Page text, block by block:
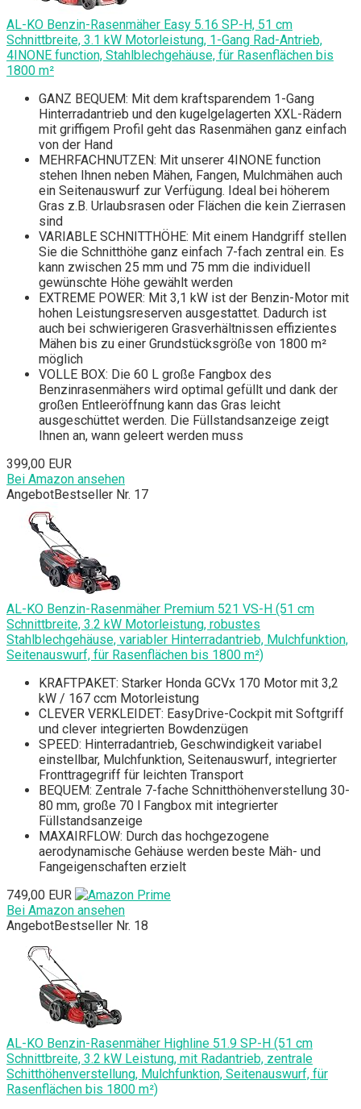
AL-KO Benzin-Rasenmäher Easy 5.16 SP-H, 51 cm
Schnittbreite, 3.1 kW Motorleistung, 1-Gang Rad-Antrieb,
4INONE function, Stahlblechgehäuse, für Rasenflächen bis
1800 m²
GANZ BEQUEM: Mit dem kraftsparendem 1-Gang
Hinterradantrieb und den kugelgelagerten XXL-Rädern
mit griffigem Profil geht das Rasenmähen ganz einfach
von der Hand
MEHRFACHNUTZEN: Mit unserer 4INONE function
stehen Ihnen neben Mähen, Fangen, Mulchmähen auch
ein Seitenauswurf zur Verfügung. Ideal bei höherem
Gras z.B. Urlaubsrasen oder Flächen die kein Zierrasen
sind
VARIABLE SCHNITTHÖHE: Mit einem Handgriff stellen
Sie die Schnitthöhe ganz einfach 7-fach zentral ein. Es
kann zwischen 25 mm und 75 mm die individuell
gewünschte Höhe gewählt werden
EXTREME POWER: Mit 3,1 kW ist der Benzin-Motor mit
hohen Leistungsreserven ausgestattet. Dadurch ist
auch bei schwierigeren Grasverhältnissen effizientes
Mähen bis zu einer Grundstücksgröße von 1800 m²
möglich
VOLLE BOX: Die 60 L große Fangbox des
Benzinrasenmähers wird optimal gefüllt und dank der
großen Entleeröffnung kann das Gras leicht
ausgeschüttet werden. Die Füllstandsanzeige zeigt
Ihnen an, wann geleert werden muss
399,00 EUR
Bei Amazon ansehen
AngebotBestseller Nr. 17
AL-KO Benzin-Rasenmäher Premium 521 VS-H (51 cm
Schnittbreite, 3.2 kW Motorleistung, robustes
Stahlblechgehäuse, variabler Hinterradantrieb, Mulchfunktion,
Seitenauswurf, für Rasenflächen bis 1800 m²)
KRAFTPAKET: Starker Honda GCVx 170 Motor mit 3,2
kW / 167 ccm Motorleistung
CLEVER VERKLEIDET: EasyDrive-Cockpit mit Softgriff
und clever integrierten Bowdenzügen
SPEED: Hinterradantrieb, Geschwindigkeit variabel
einstellbar, Mulchfunktion, Seitenauswurf, integrierter
Fronttragegriff für leichten Transport
BEQUEM: Zentrale 7-fache Schnitthöhenverstellung 30-
80 mm, große 70 l Fangbox mit integrierter
Füllstandsanzeige
MAXAIRFLOW: Durch das hochgezogene
aerodynamische Gehäuse werden beste Mäh- und
Fangeigenschaften erzielt
749,00 EUR
Bei Amazon ansehen
AngebotBestseller Nr. 18
AL-KO Benzin-Rasenmäher Highline 51.9 SP-H (51 cm
Schnittbreite, 3.2 kW Leistung, mit Radantrieb, zentrale
Schitthöhenverstellung, Mulchfunktion, Seitenauswurf, für
Rasenflächen bis 1800 m²)